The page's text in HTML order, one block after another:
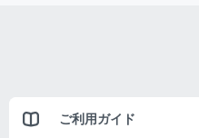
ご利用ガイド